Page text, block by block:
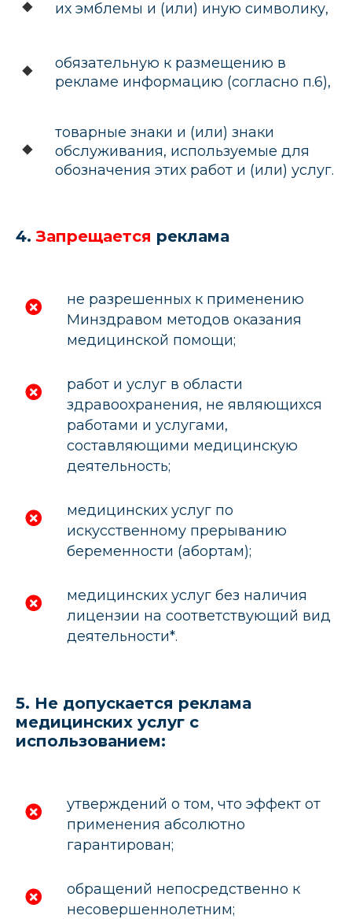
их эмблемы и (или) иную символику,
обязательную к размещению в
рекламе информацию (согласно п.6),
товарные знаки и (или) знаки
обслуживания, используемые для
обозначения этих работ и (или) услуг.
4.Запрещается реклама
не разрешенных к применению
Минздравом методов оказания
медицинской помощи;
работ и услуг в области
здравоохранения, не являющихся
работами и услугами,
составляющими медицинскую
деятельность;
медицинских услуг по
искусственному прерыванию
беременности (абортам);
медицинских услуг без наличия
лицензии на соответствующий вид
деятельности*.
5. Не допускается реклама
медицинских услуг с
использованием:
утверждений о том, что эффект от
применения абсолютно
гарантирован;
обращений непосредственно к
несовершеннолетним;